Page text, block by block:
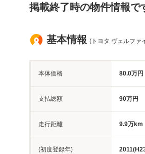
掲載終了時の物件情報で
基本情報 (トヨタ ヴェルファ
本体価格 80.0万円
支払総額 90万円
走行距離 9.9万km
(初度登録年)